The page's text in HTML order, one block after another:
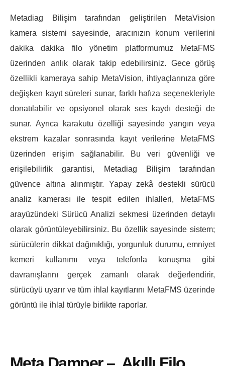
Metadiag Bilişim tarafından geliştirilen MetaVision
kamera sistemi sayesinde, aracınızın konum verilerini
dakika dakika filo yönetim platformumuz MetaFMS
üzerinden anlık olarak takip edebilirsiniz. Gece görüş
özellikli kameraya sahip MetaVision, ihtiyaçlarınıza göre
değişken kayıt süreleri sunar, farklı hafıza seçenekleriyle
donatılabilir ve opsiyonel olarak ses kaydı desteği de
sunar. Ayrıca karakutu özelliği sayesinde yangın veya
ekstrem kazalar sonrasında kayıt verilerine MetaFMS
üzerinden erişim sağlanabilir. Bu veri güvenliği ve
erişilebilirlik garantisi, Metadiag Bilişim tarafından
güvence altına alınmıştır. Yapay zekâ destekli sürücü
analiz kamerası ile tespit edilen ihlalleri, MetaFMS
arayüzündeki Sürücü Analizi sekmesi üzerinden detaylı
olarak görüntüleyebilirsiniz. Bu özellik sayesinde sistem;
sürücülerin dikkat dağınıklığı, yorgunluk durumu, emniyet
kemeri kullanımı veya telefonla konuşma gibi
davranışlarını gerçek zamanlı olarak değerlendirir,
sürücüyü uyarır ve tüm ihlal kayıtlarını MetaFMS üzerinde
görüntü ile ihlal türüyle birlikte raporlar.